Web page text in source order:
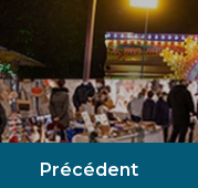
Précédent